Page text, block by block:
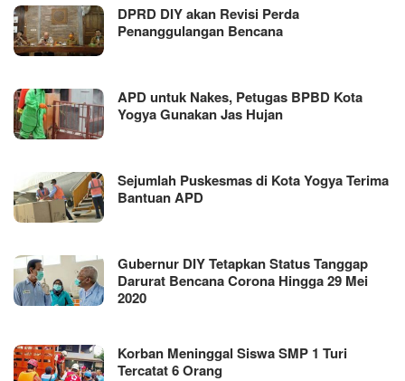
DPRD DIY akan Revisi Perda
Penanggulangan Bencana
APD untuk Nakes, Petugas BPBD Kota
Yogya Gunakan Jas Hujan
Sejumlah Puskesmas di Kota Yogya Terima
Bantuan APD
Gubernur DIY Tetapkan Status Tanggap
Darurat Bencana Corona Hingga 29 Mei
2020
Korban Meninggal Siswa SMP 1 Turi
Tercatat 6 Orang